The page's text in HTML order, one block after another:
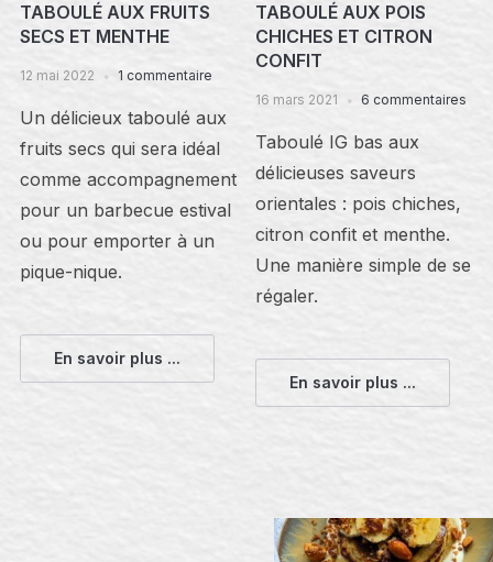
TABOULÉ AUX FRUITS
SECS ET MENTHE
12 mai 2022 1 commentaire
Un délicieux taboulé aux
fruits secs qui sera idéal
comme accompagnement
pour un barbecue estival
ou pour emporter à un
pique-nique.
En savoir plus ...
TABOULÉ AUX POIS
CHICHES ET CITRON
CONFIT
16 mars 2021 6 commentaires
Taboulé IG bas aux
délicieuses saveurs
orientales : pois chiches,
citron confit et menthe.
Une manière simple de se
régaler.
En savoir plus ...